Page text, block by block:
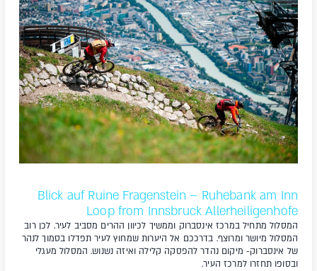
Blick auf Ruine Fragenstein – Ruhebank am Inn
Loop from Innsbruck Allerheiligenhöfe
המסלול מתחיל במרכז אינסברוק וממשיך לכיוון ההרים מסביב לעיר. לכן רוב
המסלול מיושר ומרוצף. בדרככם אל היערות שמחוץ לעיר תפדלו בסמוך לנהר
של אינסברוק- מיקום נהדר להפסקה קלילה ואיזה נשנוש. המסלול מעגלי
ובסופו תחזרו למרכז העיר.